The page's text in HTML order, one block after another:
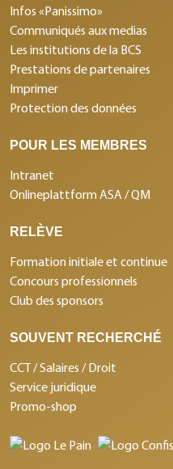
Infos «Panissimo»
Communiqués aux medias
Les institutions de la BCS
Prestations de partenaires
Imprimer
Protection des données
POUR LES MEMBRES
Intranet
Onlineplattform ASA / QM
RELÈVE
Formation initiale et continue
Concours professionnels
Club des sponsors
SOUVENT RECHERCHÉ
CCT / Salaires / Droit
Service juridique
Promo-shop